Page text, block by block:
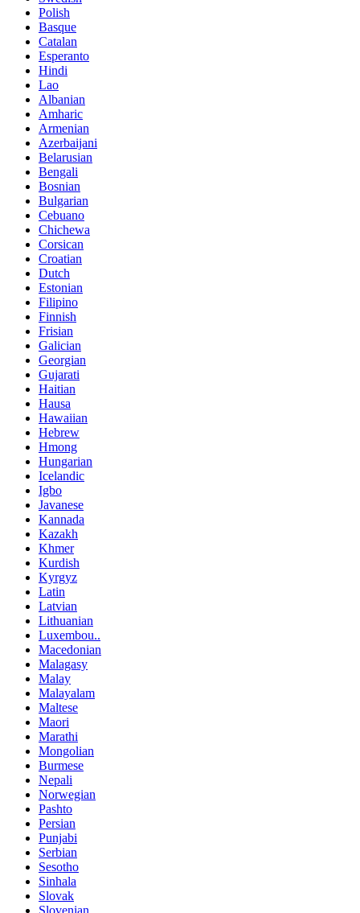
Polish
Basque
Catalan
Esperanto
Hindi
Lao
Albanian
Amharic
Armenian
Azerbaijani
Belarusian
Bengali
Bosnian
Bulgarian
Cebuano
Chichewa
Corsican
Croatian
Dutch
Estonian
Filipino
Finnish
Frisian
Galician
Georgian
Gujarati
Haitian
Hausa
Hawaiian
Hebrew
Hmong
Hungarian
Icelandic
Igbo
Javanese
Kannada
Kazakh
Khmer
Kurdish
Kyrgyz
Latin
Latvian
Lithuanian
Luxembou..
Macedonian
Malagasy
Malay
Malayalam
Maltese
Maori
Marathi
Mongolian
Burmese
Nepali
Norwegian
Pashto
Persian
Punjabi
Serbian
Sesotho
Sinhala
Slovak
Slovenian